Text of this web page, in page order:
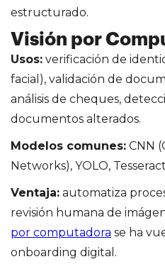
estructurado.
Visión por
Usos: verificación de
facial), validación de
análisis de cheques,
documentos alterados.
Modelos comunes: CNN
Networks), YOLO,
Ventaja: automatiza
revisión humana de
por computadora se ha
onboarding digital.